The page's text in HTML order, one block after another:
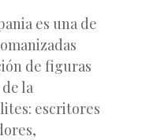
es una de
de figuras
la
escritores